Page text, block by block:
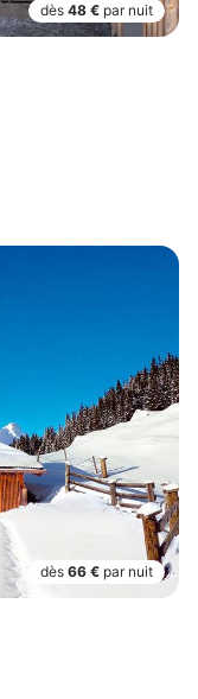
dès 48 € par nuit
dès 66 € par nuit